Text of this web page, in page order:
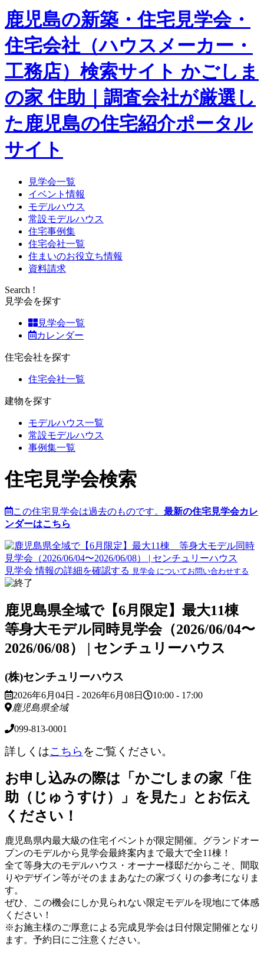
鹿児島の新築・住宅見学会・
住宅会社（ハウスメーカー・
工務店）検索サイト かごしま
の家 住助｜調査会社が厳選し
た鹿児島の住宅紹介ポータル
サイト
見学会一覧
イベント情報
モデルハウス
常設モデルハウス
住宅事例集
住宅会社一覧
住まいのお役立ち情報
資料請求
Search !
見学会を探す
見学会一覧
カレンダー
住宅会社を探す
住宅会社一覧
建物を探す
モデルハウス一覧
常設モデルハウス
事例集一覧
住宅見学会検索
この住宅見学会は過去のものです。 最新の住宅見学会カレ
ンダーはこちら
見学会 情報の詳細を確認する 見学会 についてお問い合わせする
鹿児島県全域で【6月限定】最大11棟
等身大モデル同時見学会（2026/06/04〜
2026/06/08） | センチュリーハウス
(株)センチュリーハウス
2026年6月04日 - 2026年6月08日
10:00 - 17:00
鹿児島県全域
099-813-0001
詳しくはこちら をご覧ください。
お申し込みの際は「かごしまの家「住
助（じゅうすけ）」を見た」とお伝え
ください！
鹿児島県内最大級の住宅イベントが限定開催。グランドオー
プンのモデルから見学会最終案内まで最大で全11棟！
全て等身大のモデルハウス・オーナー様邸だからこそ、間取
りやデザイン等がそのままあなたの家づくりの参考になりま
す。
ぜひ、この機会にしか見られない限定モデルを現地にて体感
ください！
※お施主様のご厚意による完成見学会は日付限定開催となり
ます。予約日にご注意ください。